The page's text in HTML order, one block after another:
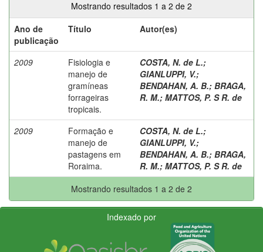
Mostrando resultados 1 a 2 de 2
Ano de
publicação
Título Autor(es)
2009
Fisiologia e
manejo de
gramíneas
forrageiras
tropicais.
COSTA, N. de L.;
GIANLUPPI, V.;
BENDAHAN, A. B.; BRAGA,
R. M.; MATTOS, P. S R. de
2009
Formação e
manejo de
pastagens em
Roraima.
COSTA, N. de L.;
GIANLUPPI, V.;
BENDAHAN, A. B.; BRAGA,
R. M.; MATTOS, P. S R. de
Mostrando resultados 1 a 2 de 2
Indexado por